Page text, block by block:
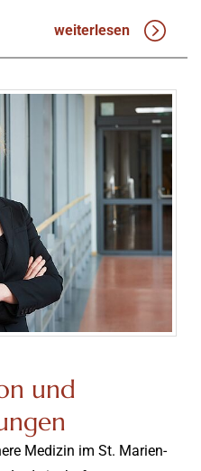
weiterlesen
und
Medizin im St. Marien-